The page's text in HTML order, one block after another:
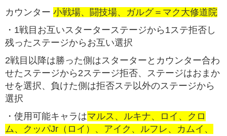
カウンター 小戦場、闘技場、ガルグ＝マク大修道院
・1戦目お互いスターターステージから1ステ拒否し
残ったステージからお互い選択
2戦目以降は勝った側はスターターとカウンター合わ
せたステージから2ステージ拒否、ステージはおまか
せを選択、負けた側は拒否ステ以外のステージから
選択
・使用可能キャラはマルス、ルキナ、ロイ、クロ
ム、クッパJr（ロイ）、アイク、ルフレ、カムイ、